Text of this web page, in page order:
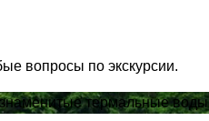
вопросы по экскурсии.
термальные воды